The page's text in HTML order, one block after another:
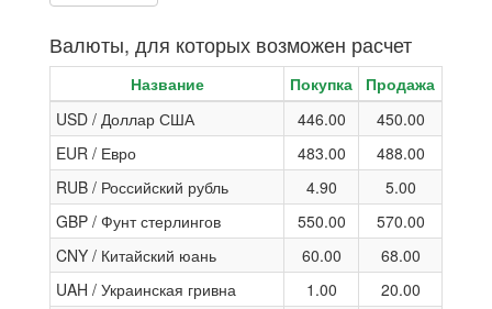
Валюты, для которых возможен расчет
Название Покупка
Продажа
USD / Доллар США
446.00
450.00
EUR / Евро
483.00
488.00
RUB / Российский рубль
4.90
5.00
GBP / Фунт стерлингов
550.00
570.00
CNY / Китайский юань
60.00
68.00
UAH / Украинская гривна
1.00
20.00